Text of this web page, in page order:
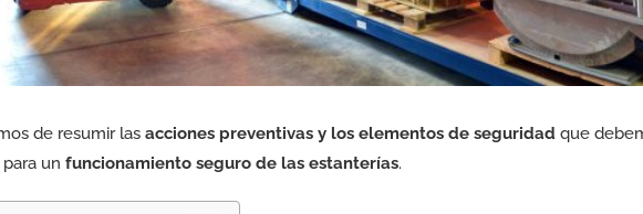
de resumir las acciones preventivas y los elementos de seguridad que
un funcionamiento seguro de las estanterías.